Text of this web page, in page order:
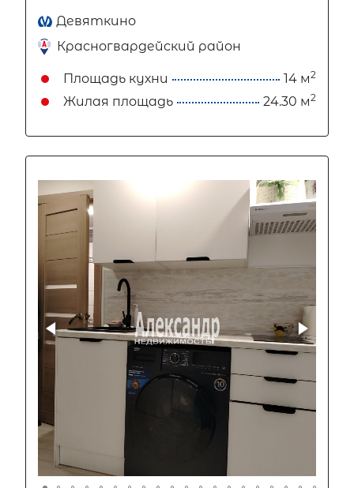
Девяткино
Красногвардейский район
Площадь кухни 14 м2
Жилая площадь 24.30 м2